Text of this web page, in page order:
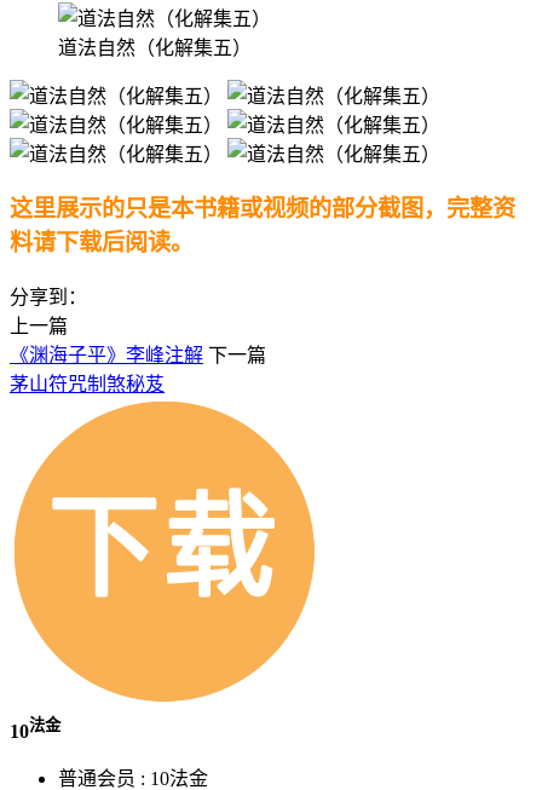
道法自然（化解集五）
这里展示的只是本书籍或视频的部分截图，完整资
料请下载后阅读。
分享到：
上一篇
《渊海子平》李峰注解 下一篇
茅山符咒制煞秘芨
10法金
普通会员 : 10法金